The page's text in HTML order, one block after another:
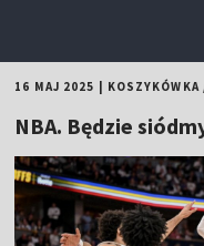
16 MAJ 2025 KOSZYKÓWKA
NBA. Będzie